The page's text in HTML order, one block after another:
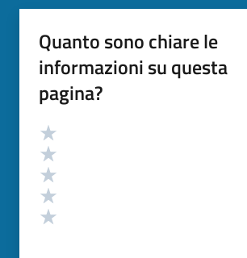
Quanto sono chiare le
informazioni su questa
pagina?
Valutazione